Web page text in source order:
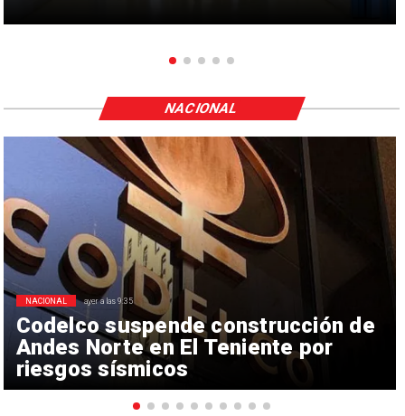
Codelco suspende construcción de
Andes Norte en El Teniente por
riesgos sísmicos
NACIONAL ayer a las 9:35
NACIONAL